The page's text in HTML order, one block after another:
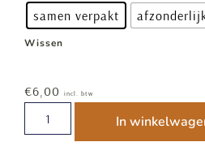
samen verpakt
Wissen
€6,00 incl. btw
In